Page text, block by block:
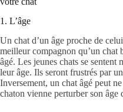
1. L’âge
Un chat d’un âge proche de
meilleur compagnon qu’un chat
âgé. Les jeunes chats se
leur âge. Ils seront frustrés par
Inversement, un chat âgé peut
chaton vienne perturber son âge